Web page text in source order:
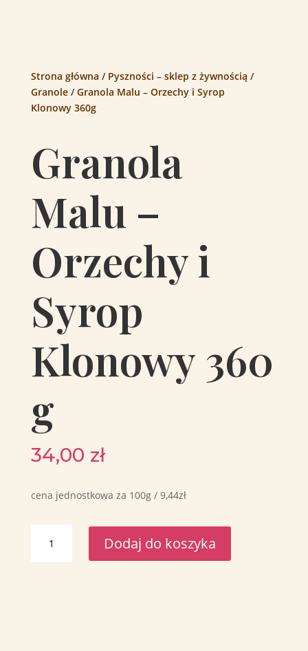
Strona główna / Pyszności – sklep z żywnością /
Granole/ Granola Malu – Orzechy i Syrop
Klonowy 360g
Granola
Malu –
Orzechy i
Syrop
Klonowy 360
g
34,00 zł
cena jednostkowa za 100g / 9,44zł
Granola
Malu
Dodaj do koszyka